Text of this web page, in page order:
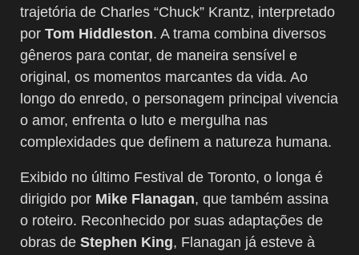
trajetória de Charles “Chuck” Krantz, interpretado
por Tom Hiddleston. A trama combina diversos
gêneros para contar, de maneira sensível e
original, os momentos marcantes da vida. Ao
longo do enredo, o personagem principal vivencia
o amor, enfrenta o luto e mergulha nas
complexidades que definem a natureza humana.
Exibido no último Festival de Toronto, o longa é
dirigido por Mike Flanagan, que também assina
o roteiro. Reconhecido por suas adaptações de
obras de Stephen King, Flanagan já esteve à